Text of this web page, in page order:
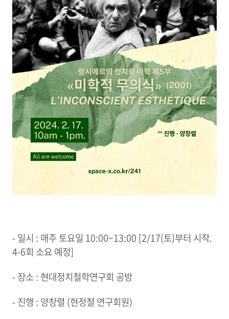
- 일시 : 매주 토요일 10:00~13:00 [2/17(토)부터 시작.
4-6회 소요 예정]
- 장소 : 현대정치철학연구회 공방
- 진행 : 양창렬 (현정철 연구회원)